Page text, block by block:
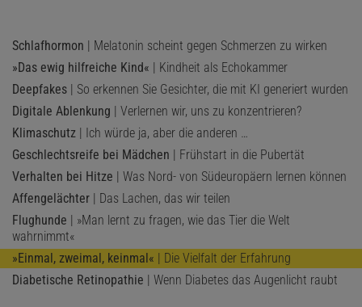
Schlafhormon | Melatonin scheint gegen Schmerzen zu wirken
»Das ewig hilfreiche Kind« | Kindheit als Echokammer
Deepfakes | So erkennen Sie Gesichter, die mit KI generiert wurden
Digitale Ablenkung | Verlernen wir, uns zu konzentrieren?
Klimaschutz | Ich würde ja, aber die anderen …
Geschlechtsreife bei Mädchen | Frühstart in die Pubertät
Verhalten bei Hitze | Was Nord- von Südeuropäern lernen können
Affengelächter | Das Lachen, das wir teilen
Flughunde | »Man lernt zu fragen, wie das Tier die Welt
wahrnimmt«
»Einmal, zweimal, keinmal« | Die Vielfalt der Erfahrung
Diabetische Retinopathie | Wenn Diabetes das Augenlicht raubt